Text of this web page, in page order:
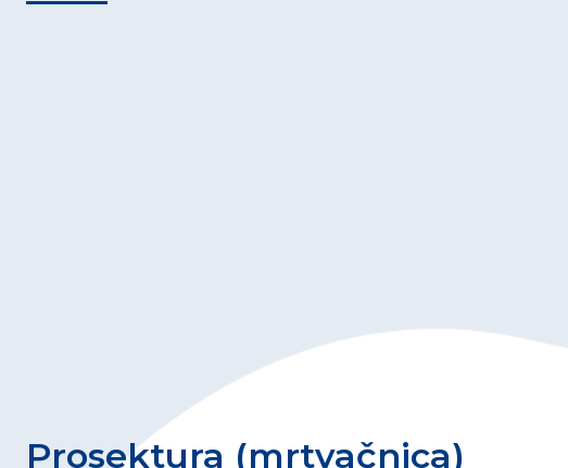
Prosektura (mrtvačnica)